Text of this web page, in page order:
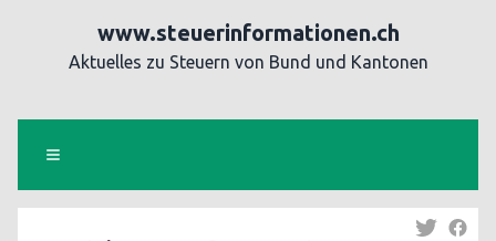
www.steuerinformationen.ch
Aktuelles zu Steuern von Bund und Kantonen